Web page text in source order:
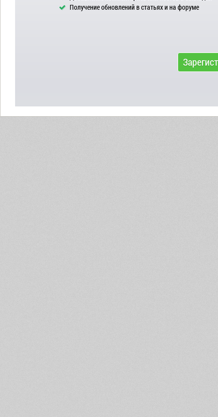
Получение обновлений в статьях и на форуме